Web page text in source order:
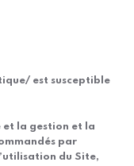
est susceptible
la gestion et la
par
du Site,